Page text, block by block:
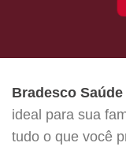
Bradesco
ideal para sua
tudo o que você